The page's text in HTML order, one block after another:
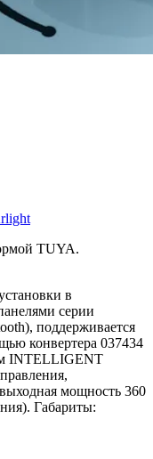
TUYA.
в
серии
поддерживается
конвертера 037434
INTELLIGENT
мощность 360
Габариты: